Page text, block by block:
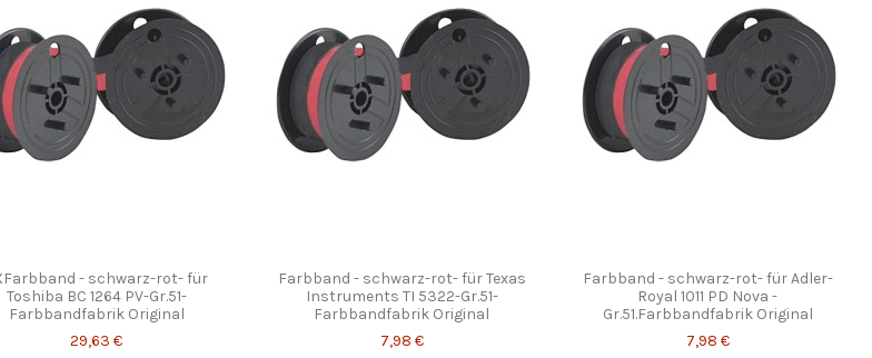
- schwarz-rot- für
Toshiba BC 1264 PV-Gr.51-
Farbbandfabrik Original
29,63 €
Farbband - schwarz-rot- für Texas
Instruments TI 5322-Gr.51-
Farbbandfabrik Original
7,98 €
Farbband - schwarz-rot- für Adler-
Royal 1011 PD Nova -
Gr.51.Farbbandfabrik Original
7,98 €